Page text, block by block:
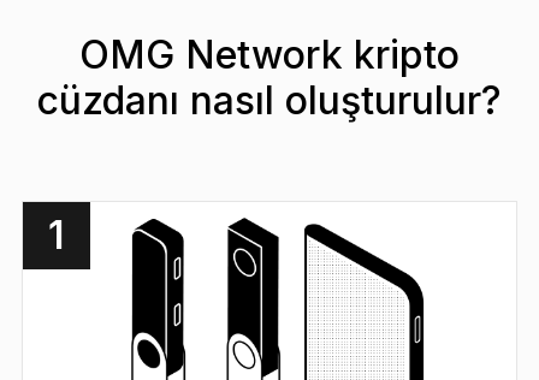
OMG Network kripto
cüzdanı nasıl oluşturulur?
1